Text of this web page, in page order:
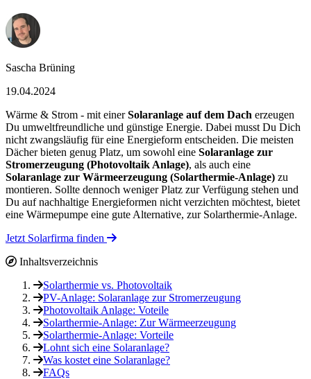
Sascha Brüning
19.04.2024
Wärme & Strom - mit einerSolaranlage auf dem Dach erzeugen
Du umweltfreundliche und günstige Energie. Dabei musst Du Dich
nicht zwangsläufig für eine Energieform entscheiden. Die meisten
Dächer bieten genug Platz, um sowohl eine Solaranlage zur
Stromerzeugung (Photovoltaik Anlage), als auch eine
Solaranlage zur Wärmeerzeugung (Solarthermie-Anlage) zu
montieren. Sollte dennoch weniger Platz zur Verfügung stehen und
Du auf nachhaltige Energieformen nicht verzichten möchtest, bietet
eine Wärmepumpe eine gute Alternative, zur Solarthermie-Anlage.
Jetzt Solarfirma finden
Inhaltsverzeichnis
Solarthermie vs. Photovoltaik
PV-Anlage: Solaranlage zur Stromerzeugung
Photovoltaik Anlage: Voteile
Solarthermie-Anlage: Zur Wärmeerzeugung
Solarthermie-Anlage: Vorteile
Lohnt sich eine Solaranlage?
Was kostet eine Solaranlage?
FAQs